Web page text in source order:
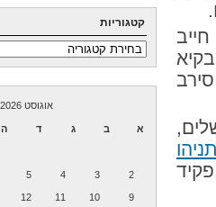
קטגוריות
קטגוריות
אוגוסט 2026
א ב ג ד ה
2
3
4
5
9
10
11
12